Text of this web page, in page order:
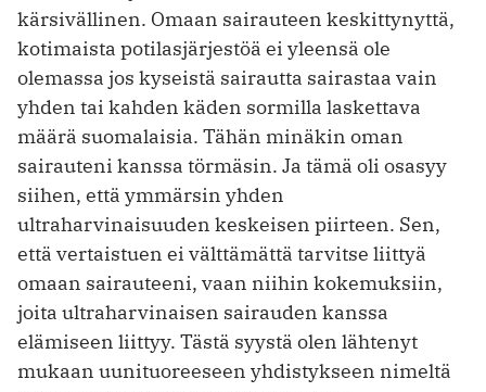
kärsivällinen. Omaan sairauteen keskittynyttä,
kotimaista potilasjärjestöä ei yleensä ole
olemassa jos kyseistä sairautta sairastaa vain
yhden tai kahden käden sormilla laskettava
määrä suomalaisia. Tähän minäkin oman
sairauteni kanssa törmäsin. Ja tämä oli osasyy
siihen, että ymmärsin yhden
ultraharvinaisuuden keskeisen piirteen. Sen,
että vertaistuen ei välttämättä tarvitse liittyä
omaan sairauteeni, vaan niihin kokemuksiin,
joita ultraharvinaisen sairauden kanssa
elämiseen liittyy. Tästä syystä olen lähtenyt
mukaan uunituoreeseen yhdistykseen nimeltä